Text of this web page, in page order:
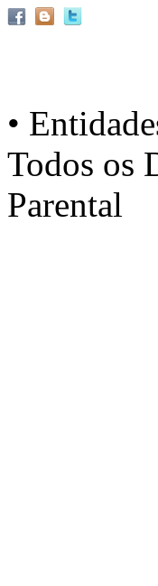
•
Todos os
Parental